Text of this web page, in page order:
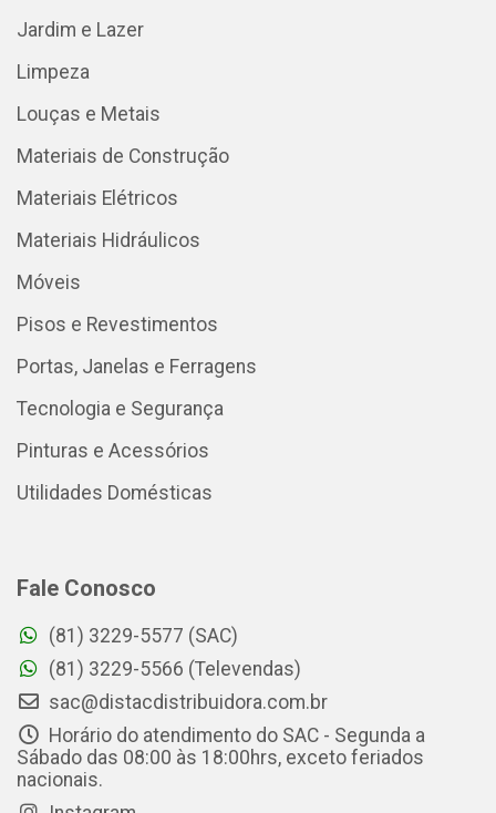
Jardim e Lazer
Limpeza
Louças e Metais
Materiais de Construção
Materiais Elétricos
Materiais Hidráulicos
Móveis
Pisos e Revestimentos
Portas, Janelas e Ferragens
Tecnologia e Segurança
Pinturas e Acessórios
Utilidades Domésticas
Fale Conosco
(81) 3229-5577 (SAC)
(81) 3229-5566 (Televendas)
sac@distacdistribuidora.com.br
Horário do atendimento do SAC - Segunda a
Sábado das 08:00 às 18:00hrs, exceto feriados
nacionais.